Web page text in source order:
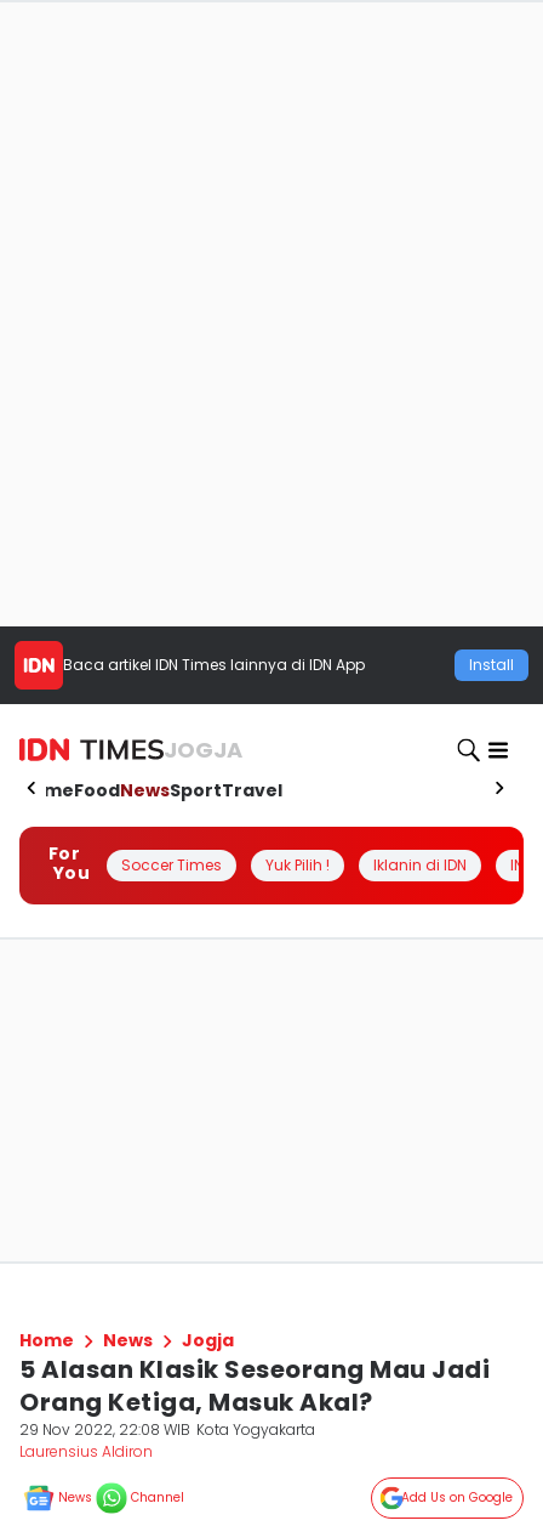
Baca artikel IDN Times lainnya di IDN App Install
JOGJA
HomeFoodNewsSportTravel
For
You
Soccer Times Yuk Pilih ! Iklanin di IDN
Home News Jogja
5 Alasan Klasik Seseorang Mau Jadi
Orang Ketiga, Masuk Akal?
29 Nov 2022, 22:08 WIB Kota Yogyakarta
Laurensius Aldiron
News Channel Add Us on Google